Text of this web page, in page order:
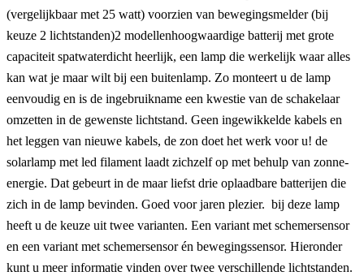
(vergelijkbaar met 25 watt) voorzien van bewegingsmelder (bij
keuze 2 lichtstanden)2 modellenhoogwaardige batterij met grote
capaciteit spatwaterdicht heerlijk, een lamp die werkelijk waar alles
kan wat je maar wilt bij een buitenlamp. Zo monteert u de lamp
eenvoudig en is de ingebruikname een kwestie van de schakelaar
omzetten in de gewenste lichtstand. Geen ingewikkelde kabels en
het leggen van nieuwe kabels, de zon doet het werk voor u! de
solarlamp met led filament laadt zichzelf op met behulp van zonne-
energie. Dat gebeurt in de maar liefst drie oplaadbare batterijen die
zich in de lamp bevinden. Goed voor jaren plezier. bij deze lamp
heeft u de keuze uit twee varianten. Een variant met schemersensor
en een variant met schemersensor én bewegingssensor. Hieronder
kunt u meer informatie vinden over twee verschillende lichtstanden.